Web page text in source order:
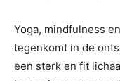
Yoga, mindfulness
tegenkomt in de
een sterk en fit